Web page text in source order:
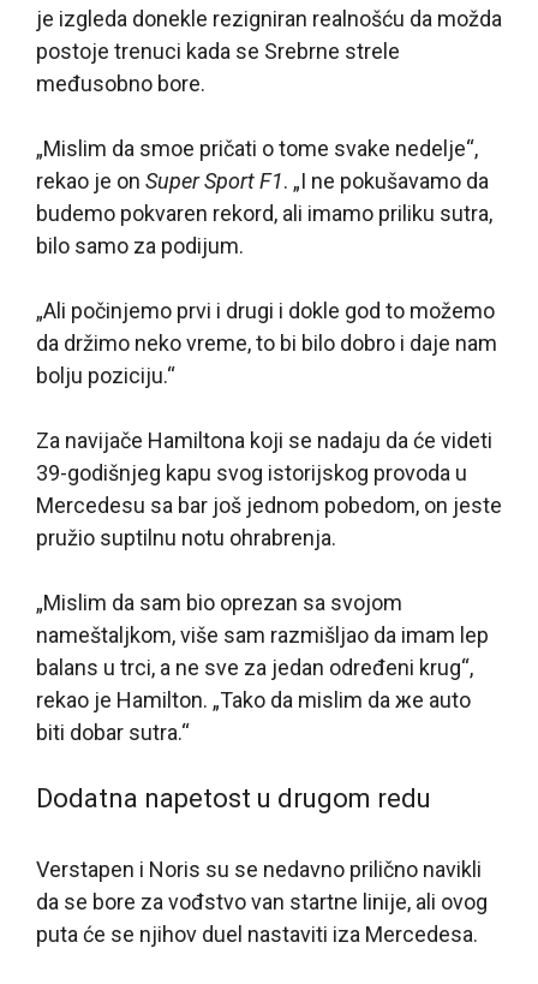
je izgleda donekle rezigniran realnošću da možda
postoje trenuci kada se Srebrne strele
međusobno bore.
„Mislim da smoe pričati o tome svake nedelje“,
rekao je on Super Sport F1. „I ne pokušavamo da
budemo pokvaren rekord, ali imamo priliku sutra,
bilo samo za podijum.
„Ali počinjemo prvi i drugi i dokle god to možemo
da držimo neko vreme, to bi bilo dobro i daje nam
bolju poziciju.“
Za navijače Hamiltona koji se nadaju da će videti
39-godišnjeg kapu svog istorijskog provoda u
Mercedesu sa bar još jednom pobedom, on jeste
pružio suptilnu notu ohrabrenja.
„Mislim da sam bio oprezan sa svojom
nameštaljkom, više sam razmišljao da imam lep
balans u trci, a ne sve za jedan određeni krug“,
rekao je Hamilton. „Tako da mislim da жe auto
biti dobar sutra.“
Dodatna napetost u drugom redu
Verstapen i Noris su se nedavno prilično navikli
da se bore za vođstvo van startne linije, ali ovog
puta će se njihov duel nastaviti iza Mercedesa.